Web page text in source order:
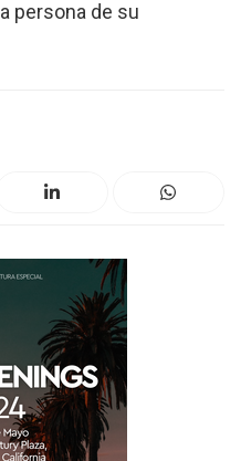
persona de su